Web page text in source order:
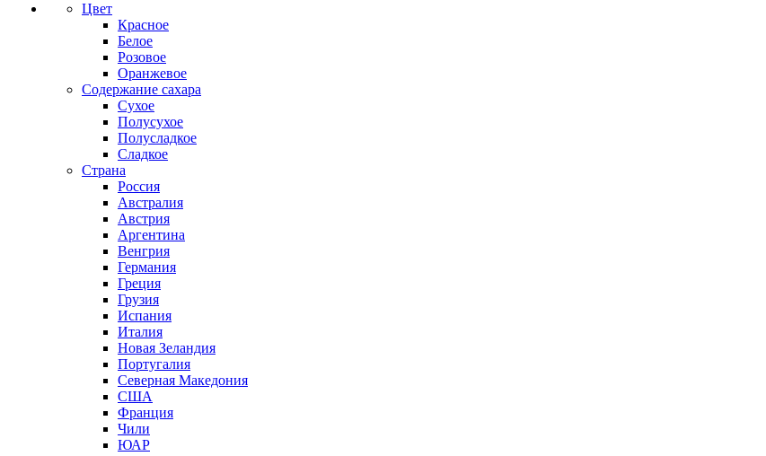
Цвет
Красное
Белое
Розовое
Оранжевое
Содержание сахара
Сухое
Полусухое
Полусладкое
Сладкое
Страна
Россия
Австралия
Австрия
Аргентина
Венгрия
Германия
Греция
Грузия
Испания
Италия
Новая Зеландия
Португалия
Северная Македония
США
Франция
Чили
ЮАР